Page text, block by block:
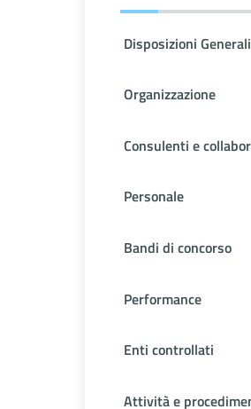
Disposizioni Generali
Organizzazione
Consulenti e
Personale
Bandi di concorso
Performance
Enti controllati
Attività e